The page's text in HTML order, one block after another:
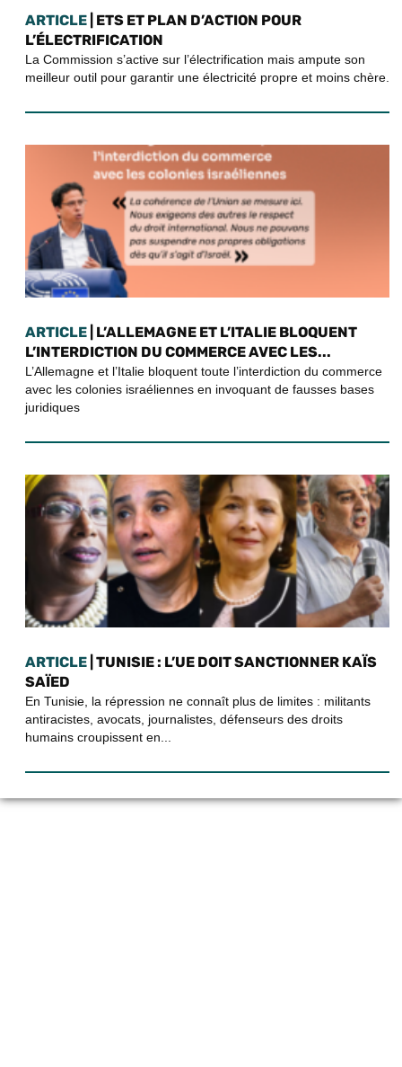
ARTICLE | ETS ET PLAN D’ACTION POUR
L’ÉLECTRIFICATION
La Commission s’active sur l’électrification mais ampute son
meilleur outil pour garantir une électricité propre et moins chère.
ARTICLE | L’ALLEMAGNE ET L’ITALIE BLOQUENT
L’INTERDICTION DU COMMERCE AVEC LES...
L’Allemagne et l’Italie bloquent toute l’interdiction du commerce
avec les colonies israéliennes en invoquant de fausses bases
juridiques
ARTICLE | TUNISIE : L’UE DOIT SANCTIONNER KAÏS
SAÏED
En Tunisie, la répression ne connaît plus de limites : militants
antiracistes, avocats, journalistes, défenseurs des droits
humains croupissent en...